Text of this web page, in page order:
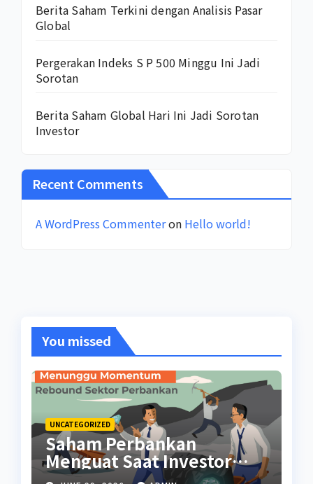
Berita Saham Terkini dengan Analisis Pasar
Global
Pergerakan Indeks S P 500 Minggu Ini Jadi
Sorotan
Berita Saham Global Hari Ini Jadi Sorotan
Investor
Recent Comments
A WordPress Commenteron Hello world!
You missed
UNCATEGORIZED
Saham Perbankan
Menguat Saat Investor
Kembali Aktif